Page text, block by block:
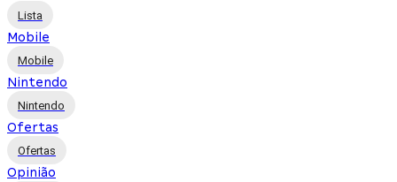
Lista
Mobile
Mobile
Nintendo
Nintendo
Ofertas
Ofertas
Opinião